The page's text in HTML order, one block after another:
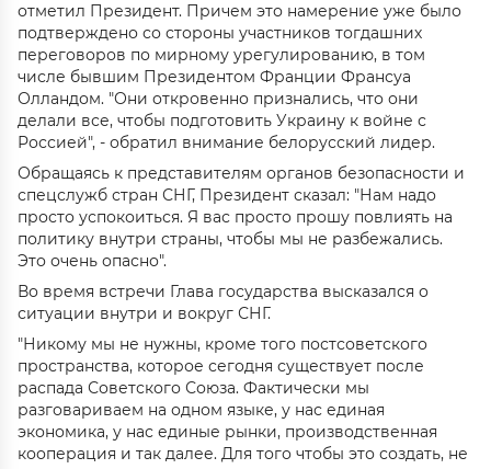
отметил Президент. Причем это намерение уже было
подтверждено со стороны участников тогдашних
переговоров по мирному урегулированию, в том
числе бывшим Президентом Франции Франсуа
Олландом. "Они откровенно признались, что они
делали все, чтобы подготовить Украину к войне с
Россией", - обратил внимание белорусский лидер.
Обращаясь к представителям органов безопасности и
спецслужб стран СНГ, Президент сказал: "Нам надо
просто успокоиться. Я вас просто прошу повлиять на
политику внутри страны, чтобы мы не разбежались.
Это очень опасно".
Во время встречи Глава государства высказался о
ситуации внутри и вокруг СНГ.
"Никому мы не нужны, кроме того постсоветского
пространства, которое сегодня существует после
распада Советского Союза. Фактически мы
разговариваем на одном языке, у нас единая
экономика, у нас единые рынки, производственная
кооперация и так далее. Для того чтобы это создать, не